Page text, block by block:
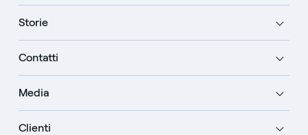
Storie
Contatti
Media
Clienti